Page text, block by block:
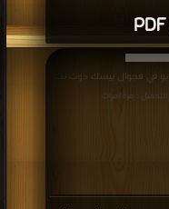
في فجوال بيسك دوت نت
| التحميل : مرة/مرات